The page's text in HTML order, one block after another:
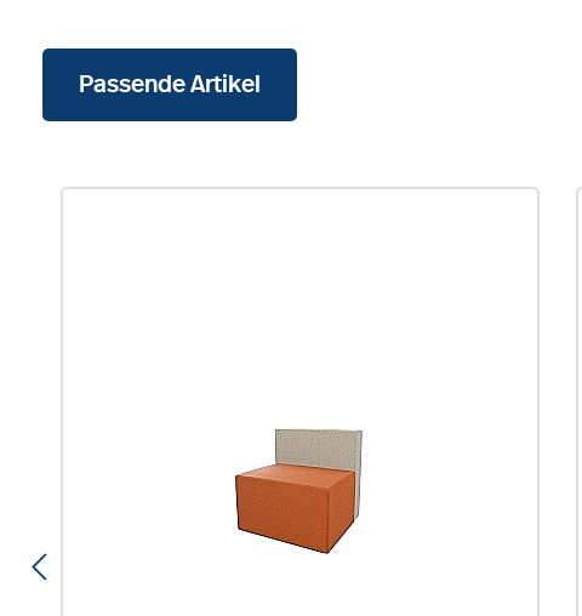
Passende Artikel